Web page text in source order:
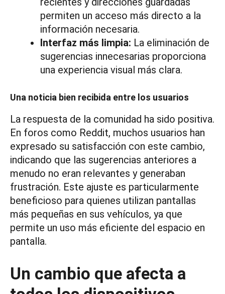
permiten un acceso más directo a la
información necesaria.
Interfaz más limpia: La eliminación de
sugerencias innecesarias proporciona
una experiencia visual más clara.
Una noticia bien recibida entre los usuarios
La respuesta de la comunidad ha sido positiva.
En foros como Reddit, muchos usuarios han
expresado su satisfacción con este cambio,
indicando que las sugerencias anteriores a
menudo no eran relevantes y generaban
frustración. Este ajuste es particularmente
beneficioso para quienes utilizan pantallas
más pequeñas en sus vehículos, ya que
permite un uso más eficiente del espacio en
pantalla.
Un cambio que afecta a